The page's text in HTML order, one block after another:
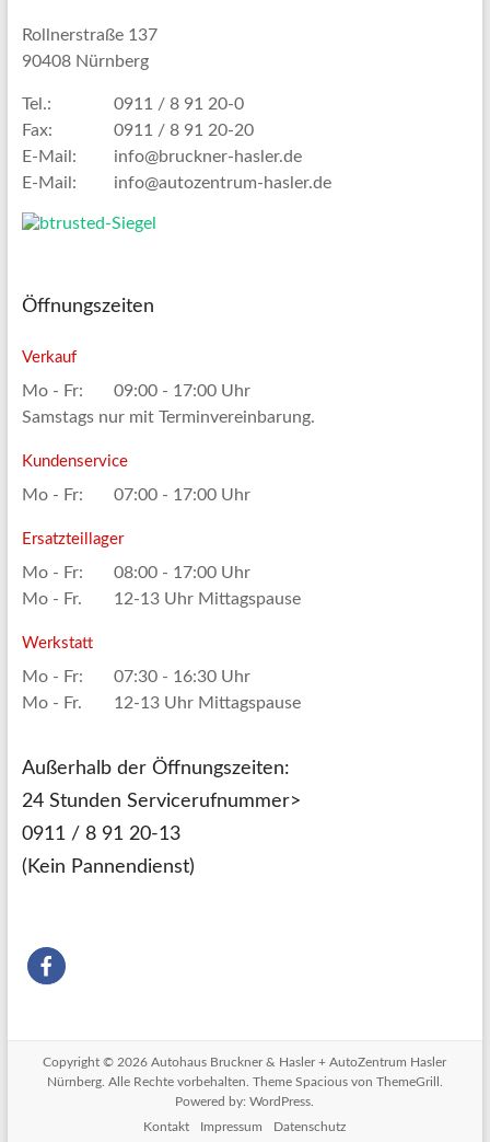
Rollnerstraße 137
90408 Nürnberg
Tel.:
0911 / 8 91 20-0
Fax:
0911 / 8 91 20-20
E-Mail:
info@bruckner-hasler.de
E-Mail:
info@autozentrum-hasler.de
Öffnungszeiten
Verkauf
Mo - Fr:
09:00 - 17:00 Uhr
Samstags nur mit Terminvereinbarung.
Kundenservice
Mo - Fr: 07:00 - 17:00 Uhr
Ersatzteillager
Mo - Fr:
08:00 - 17:00 Uhr
Mo - Fr.
12-13 Uhr Mittagspause
Werkstatt
Mo - Fr:
07:30 - 16:30 Uhr
Mo - Fr.
12-13 Uhr Mittagspause
Außerhalb der Öffnungszeiten:
24 Stunden Servicerufnummer>
0911 / 8 91 20-13
(Kein Pannendienst)
Copyright © 2026Autohaus Bruckner & Hasler + AutoZentrum Hasler
Nürnberg. Alle Rechte vorbehalten. Theme Spaciousvon ThemeGrill.
Powered by:WordPress
Kontakt
Impressum Datenschutz